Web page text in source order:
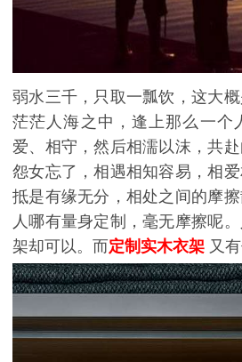
弱水三千，只取一瓢饮，这大概
茫茫人海之中，逢上那么一个
爱、相守，然后相濡以沫，共
怨女忘了，相遇相知容易 ，相
抵是有缘无分，相处之间的摩
人哪有量身定制，毫无摩擦呢
架却可以。而定制实木衣架 又